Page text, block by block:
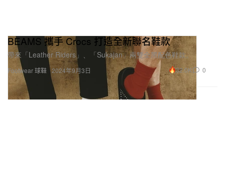
Footwear 球鞋
BEAMS 攜手 Crocs 打造全新聯名鞋款
帶來「Leather Riders」、「Sukajan」兩雙全黑配色鞋款。
2024年9月3日 32.0K 0